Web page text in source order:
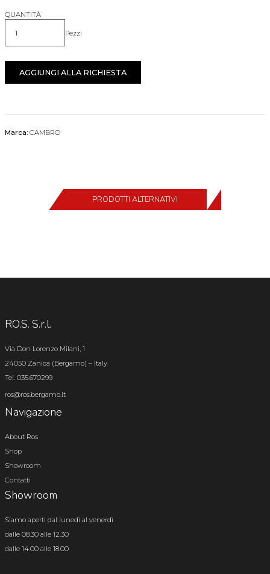
QUANTITÀ
Quantità Pezzi
AGGIUNGI ALLA RICHIESTA
Marca: CAMBRO
PRODOTTI ALTERNATIVI
RO.S. S.r.l.
Via Don Lorenzo Milani, 1
24050 Zanica (Bergamo) – Italy
Tel. 035.670299
ros@ros.bergamo.it
Navigazione
About Ros
Shop
Showroom
Contatti
Showroom
Siamo aperti dal lunedì al venerdì
dalle 08.30 alle 12.30
dalle 14.00 alle 18.00